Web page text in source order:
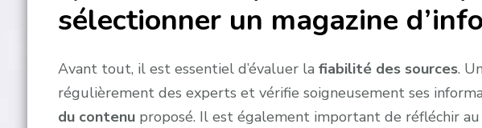
sélectionner un magazine
Avant tout, il est essentiel d’évaluer la fiabilité des sources.
régulièrement des experts et vérifie soigneusement ses
du contenuproposé. Il est également important de réfléchir au